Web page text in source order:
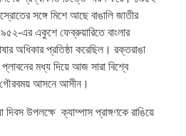
সঙ্গে মিশে আছে বাঙালি জাতীর
এর একুশে ফেব্রুয়ারিতে বাংলার
অধিকার প্রতিষ্ঠা করেছিল। রক্তরাঙা
মধ্য দিয়ে আজ সারা বিশ্বে
গৌরবময় আসনে আসীন।
দিবস উপলক্ষে ক্যাম্পাস প্রাঙ্গণকে রাঙিয়ে